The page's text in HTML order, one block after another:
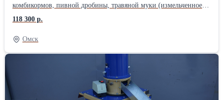
комбикормов, пивной дробины, травяной муки (измельченное
сено) Технические характеристики 1. Диаметр матрицы 176 мм
2. Диаметр маховика 400 мм. 3. Мощность двигателя 5,5 кВт,
1500 об/мин, 380 В 4. Диаметр гранул 2,5; 4; 6; 8 мм (в
зависимости от матрицы) 5. Расчетная мощность переработки:
d отверстия 4 мм = 70-100 кг/час d отверстия 6 мм = 90-120 кг/
прикосновения роликов к матрице 7. Вес 140 кг. 8. Габаритный
размер (длина, ширина, высота) 500 мм х 600 мм х 950
ммДлина: 50 см Ширина: 60 см Высота: 90 см Вес: 150 кг
118 300 р.
Омск